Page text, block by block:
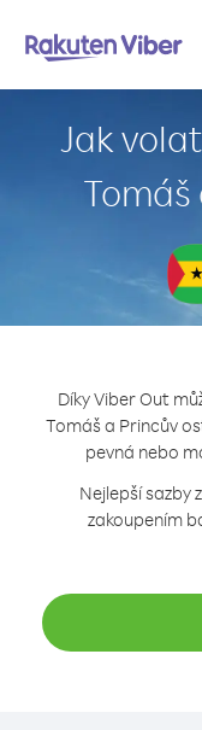
Jak
Díky Viber Out
Tomáš a Princův
pevná nebo
Nejlepší sazby
zakoupením